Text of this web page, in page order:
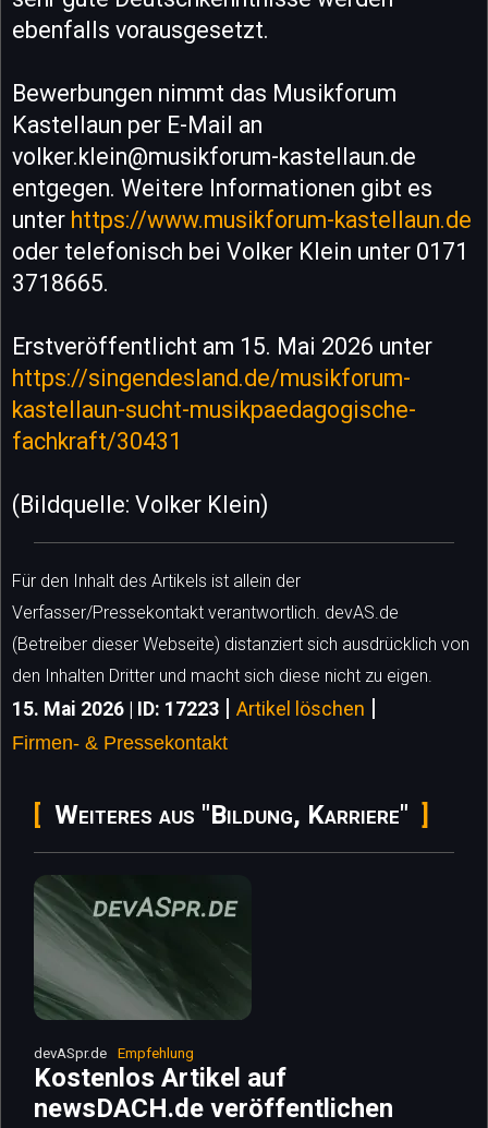
ebenfalls vorausgesetzt.
Bewerbungen nimmt das Musikforum
Kastellaun per E-Mail an
volker.klein@musikforum-kastellaun.de
entgegen. Weitere Informationen gibt es
unter https://www.musikforum-kastellaun.de
oder telefonisch bei Volker Klein unter 0171
3718665.
Erstveröffentlicht am 15. Mai 2026 unter
https://singendesland.de/musikforum-
kastellaun-sucht-musikpaedagogische-
fachkraft/30431
(Bildquelle: Volker Klein)
Für den Inhalt des Artikels ist allein der
Verfasser/Pressekontakt verantwortlich. devAS.de
(Betreiber dieser Webseite) distanziert sich ausdrücklich von
den Inhalten Dritter und macht sich diese nicht zu eigen.
15. Mai 2026 | ID: 17223 Artikel löschen
Firmen- & Pressekontakt
Weiteres aus "Bildung, Karriere"
devASpr.de Empfehlung
Kostenlos Artikel auf
newsDACH.de veröffentlichen